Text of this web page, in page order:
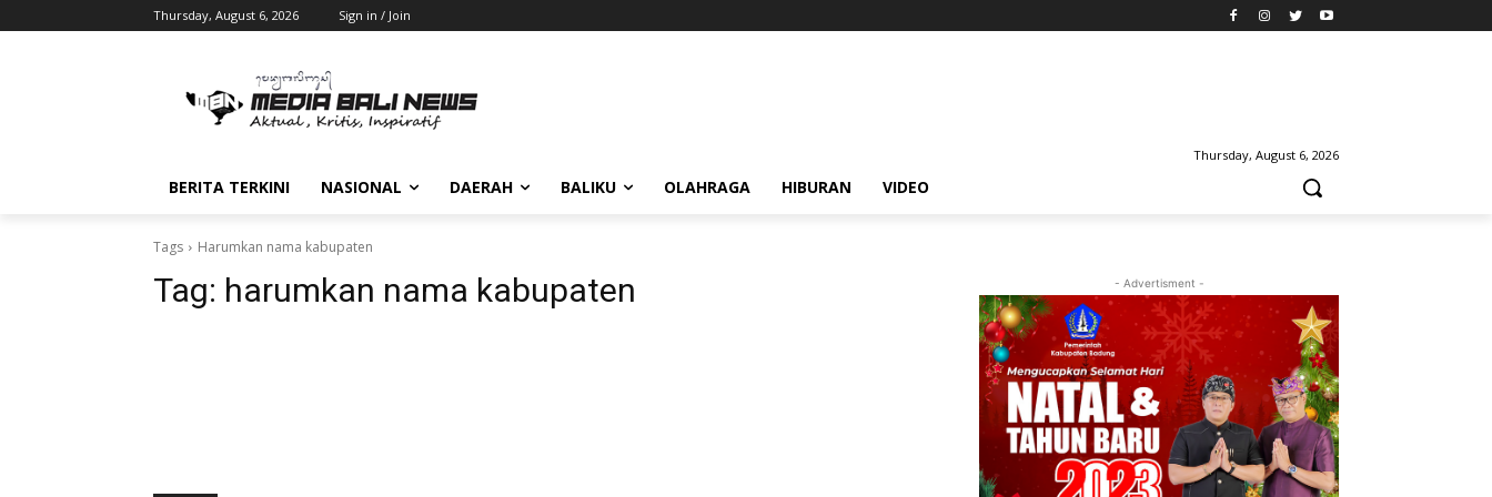
Thursday, August 6, 2026 Sign in / Join
Thursday, August 6, 2026
BERITA TERKINI NASIONAL DAERAH BALIKU OLAHRAGA HIBURAN VIDEO
Tags Harumkan nama kabupaten
Tag: harumkan nama kabupaten - Advertisment -